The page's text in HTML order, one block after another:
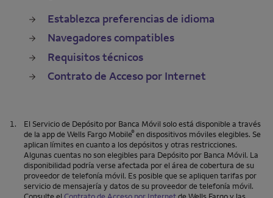
Establezca preferencias de idioma
Navegadores compatibles
Requisitos técnicos
Contrato de Acceso por Internet
1.
El Servicio de Depósito por Banca Móvil solo está disponible a través
de la app deWells Fargo Mobile®en dispositivos móviles elegibles. Se
aplican límites en cuanto a los depósitos y otras restricciones.
Algunas cuentas no son elegibles para Depósito por Banca Móvil. La
disponibilidad podría verse afectada por el área de cobertura de su
proveedor de telefonía móvil. Es posible que se apliquen tarifas por
servicio de mensajería y datos de su proveedor de telefonía móvil.